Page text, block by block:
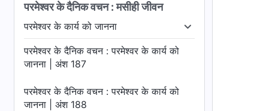
परमेश्वर के दैनिक वचन : मसीही जीवन
परमेश्वर के कार्य को जानना
देहधारण परमेश्वर के कार्य को जानना परमेश्वर का
परमेश्वर के दैनिक वचन : परमेश्वर के कार्य को
जानना | अंश 186
परमेश्वर के दैनिक वचन : परमेश्वर के कार्य को
जानना | अंश 187
परमेश्वर के दैनिक वचन : परमेश्वर के कार्य को
जानना | अंश 188